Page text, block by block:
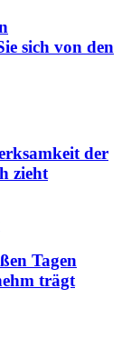
sich von den
der
zieht
Tagen
trägt